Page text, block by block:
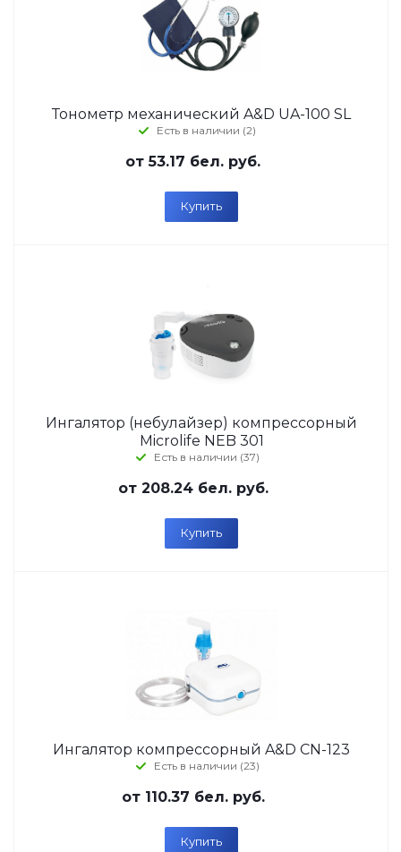
Тонометр механический A&D UA-100 SL
Есть в наличии (2)
от53.17 бел. руб.
Купить
Ингалятор (небулайзер) компрессорный
Microlife NEB 301
Есть в наличии (37)
от 208.24 бел. руб.
Купить
Ингалятор компрессорный A&D CN-123
Есть в наличии (23)
от 110.37 бел. руб.
Купить